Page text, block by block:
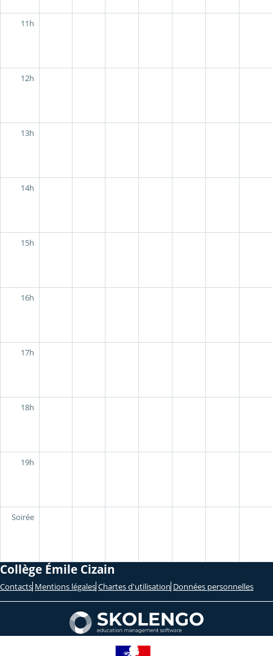
11h
12h
13h
14h
15h
16h
17h
18h
19h
Soirée
Collège Émile Cizain
Contacts Mentions légales Chartes d'utilisation Données personnelles